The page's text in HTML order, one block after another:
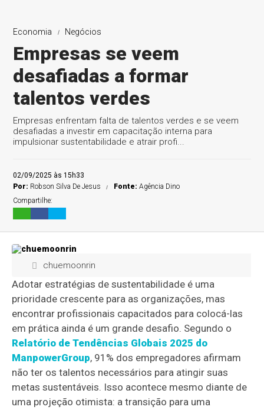
Economia Negócios
Empresas se veem
desafiadas a formar
talentos verdes
Empresas enfrentam falta de talentos verdes e se veem
desafiadas a investir em capacitação interna para
impulsionar sustentabilidade e atrair profi...
02/09/2025 às 15h33
Por: Robson Silva De Jesus Fonte:Agência Dino
Compartilhe:
chuemoonrin
Adotar estratégias de sustentabilidade é uma
prioridade crescente para as organizações, mas
encontrar profissionais capacitados para colocá-las
em prática ainda é um grande desafio. Segundo o
Relatório de Tendências Globais 2025 do
ManpowerGroup, 91% dos empregadores afirmam
não ter os talentos necessários para atingir suas
metas sustentáveis. Isso acontece mesmo diante de
uma projeção otimista: a transição para uma